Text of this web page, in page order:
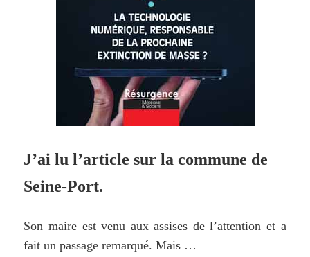
J’ai lul’article sur la commune de
Seine-Port.
Sonmaire est venu aux assises de l’attention et a
fait un passage remarqué. Mais …